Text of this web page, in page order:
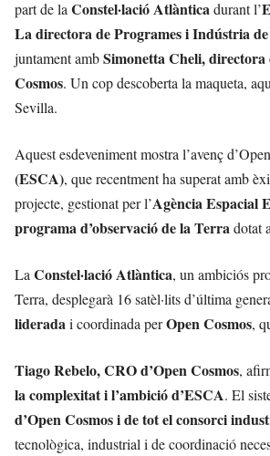
part de la Constel·lació Atlàntica durant l’
La directora de Programes i Indústria
juntament ambSimonetta Cheli, directora
Cosmos. Un cop descoberta la maqueta,
Sevilla.
Aquest esdeveniment mostra l’avenç
(ESCA), que recentment ha superat amb
projecte, gestionat per l’Agència Espacial
programa d’observació de la Terra dotat
La Constel·lació Atlàntica, un ambiciós
Terra, desplegarà 16 satèl·lits d’última
liderada i coordinada perOpen Cosmos,
Tiago Rebelo, CRO d’Open Cosmos,
la complexitat i l’ambició d’ESCA. El
d’Open Cosmos i de tot el consorci
tecnològica, industrial i de coordinació